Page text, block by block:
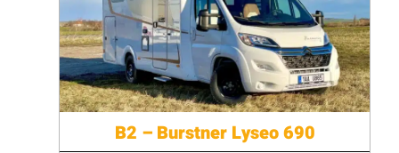
B2 – Burstner Lyseo 690